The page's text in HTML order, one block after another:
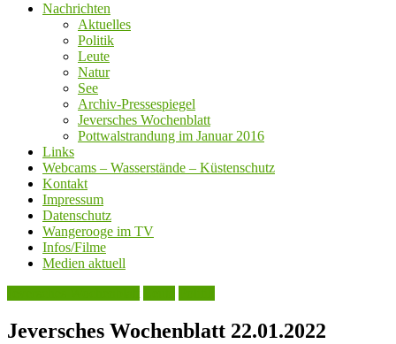
Nachrichten
Aktuelles
Politik
Leute
Natur
See
Archiv-Pressespiegel
Jeversches Wochenblatt
Pottwalstrandung im Januar 2016
Links
Webcams – Wasserstände – Küstenschutz
Kontakt
Impressum
Datenschutz
Wangerooge im TV
Infos/Filme
Medien aktuell
Jeversches Wochenblatt 22.01.2022